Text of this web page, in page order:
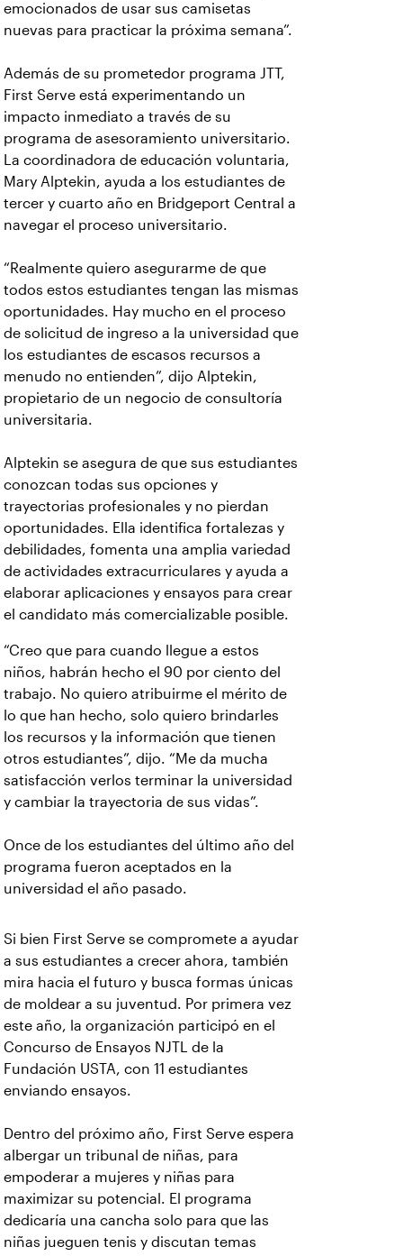
emocionados de usar sus camisetas
nuevas para practicar la próxima semana”.
Además de su prometedor programa JTT,
First Serve está experimentando un
impacto inmediato a través de su
programa de asesoramiento universitario.
La coordinadora de educación voluntaria,
Mary Alptekin, ayuda a los estudiantes de
tercer y cuarto año en Bridgeport Central a
navegar el proceso universitario.
“Realmente quiero asegurarme de que
todos estos estudiantes tengan las mismas
oportunidades. Hay mucho en el proceso
de solicitud de ingreso a la universidad que
los estudiantes de escasos recursos a
menudo no entienden”, dijo Alptekin,
propietario de un negocio de consultoría
universitaria.
Alptekin se asegura de que sus estudiantes
conozcan todas sus opciones y
trayectorias profesionales y no pierdan
oportunidades. Ella identifica fortalezas y
debilidades, fomenta una amplia variedad
de actividades extracurriculares y ayuda a
elaborar aplicaciones y ensayos para crear
el candidato más comercializable posible.
“Creo que para cuando llegue a estos
niños, habrán hecho el 90 por ciento del
trabajo. No quiero atribuirme el mérito de
lo que han hecho, solo quiero brindarles
los recursos y la información que tienen
otros estudiantes”, dijo. “Me da mucha
satisfacción verlos terminar la universidad
y cambiar la trayectoria de sus vidas”.
Once de los estudiantes del último año del
programa fueron aceptados en la
universidad el año pasado.
Si bien First Serve se compromete a ayudar
a sus estudiantes a crecer ahora, también
mira hacia el futuro y busca formas únicas
de moldear a su juventud. Por primera vez
este año, la organización participó en el
Concurso de Ensayos NJTL de la
Fundación USTA, con 11 estudiantes
enviando ensayos.
Dentro del próximo año, First Serve espera
albergar un tribunal de niñas, para
empoderar a mujeres y niñas para
maximizar su potencial. El programa
dedicaría una cancha solo para que las
niñas jueguen tenis y discutan temas